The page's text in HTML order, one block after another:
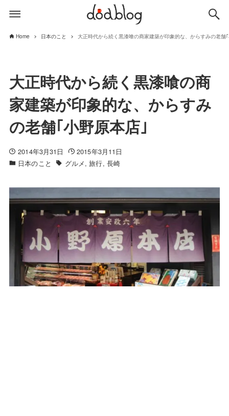
Home 日本のこと 大正時代から続く黒漆喰の商家建築が印象的な、からすみの老舗
大正時代から続く黒漆喰の商
家建築が印象的な、からすみ
の老舗｢小野原本店｣
2014年3月31日
2015年3月11日
日本のこと
グルメ 旅行 長崎